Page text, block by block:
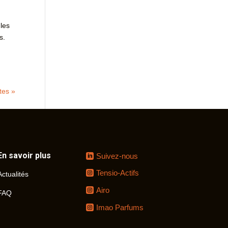
»
savoir plus
Suivez-nous
Tensio-Actifs
Airo
Imao Parfums